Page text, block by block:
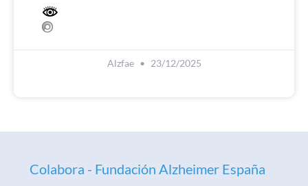
Alzfae 23/12/2025
Colabora - Fundación Alzheimer España